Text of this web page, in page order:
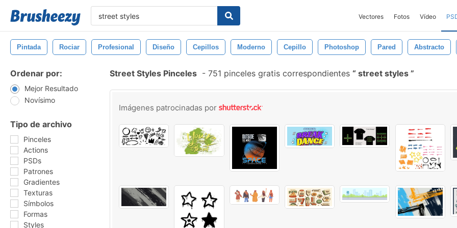
Vectores Fotos Vídeo
Pintada Rociar Profesional Diseño Cepillos Moderno Cepillo Photoshop Pared Abstracto
Ordenar por:
Mejor Resultado
Novísimo
Tipo de archivo
Pinceles
Actions
PSDs
Patrones
Gradientes
Texturas
Símbolos
Formas
Styles
Street Styles Pinceles - 751 pinceles gratis correspondientes street styles
Imágenes patrocinadas por